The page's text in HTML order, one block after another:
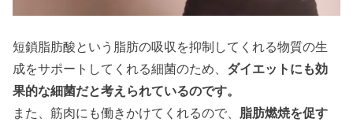
短鎖脂肪酸という脂肪の吸収を抑制してくれる物質の生
成をサポートしてくれる細菌のため、 ダイエットにも効
果的な細菌だと考えられているのです。
また、筋肉にも働きかけてくれるので、
脂肪燃焼を促す